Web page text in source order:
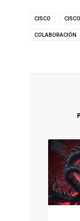
CISCO
COLABORACIÓN